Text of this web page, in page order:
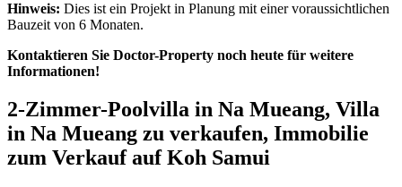
Hinweis: Dies ist ein Projekt in Planung mit einer voraussichtlichen
Bauzeit von 6 Monaten.
Kontaktieren Sie Doctor-Property noch heute für weitere
Informationen!
2-Zimmer-Poolvilla in Na Mueang, Villa
in Na Mueang zu verkaufen, Immobilie
zum Verkauf auf Koh Samui